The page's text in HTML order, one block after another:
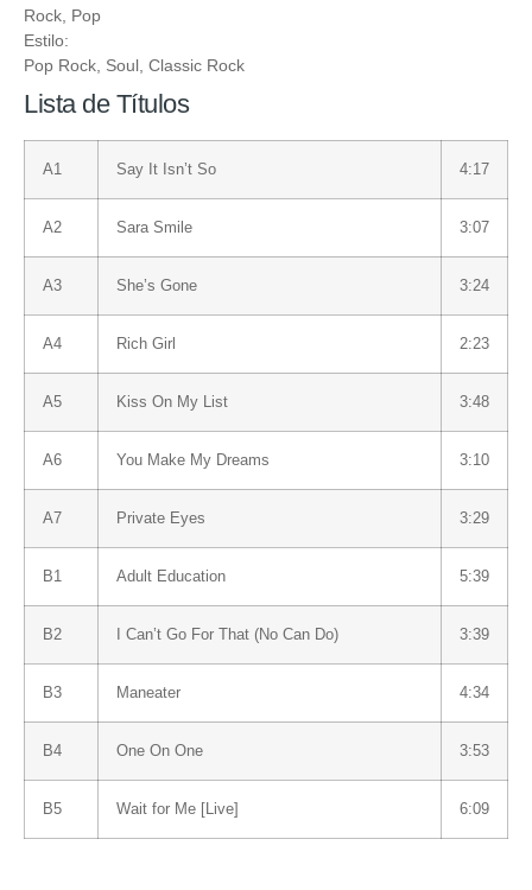
Rock Pop
Estilo:
Pop Rock Soul Classic Rock
Lista de Títulos
A1 Say It Isn’t So 4:17
A2 Sara Smile 3:07
A3 She’s Gone 3:24
A4 Rich Girl 2:23
A5 Kiss On My List 3:48
A6 You Make My Dreams 3:10
A7 Private Eyes 3:29
B1 Adult Education 5:39
B2 I Can’t Go For That (No Can Do) 3:39
B3 Maneater 4:34
B4 One On One 3:53
B5 Wait for Me [Live] 6:09